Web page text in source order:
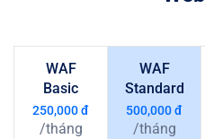
WAF
Basic
250,000đ
/tháng
WAF
Standard
500,000đ
/tháng